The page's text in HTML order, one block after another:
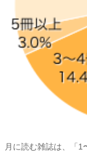
月に読む雑誌は、「